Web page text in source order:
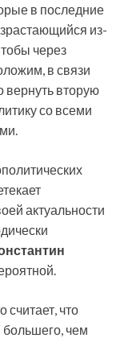
в последние
из-
через
в связи
вернуть вторую
со всеми
актуальности
что
чем